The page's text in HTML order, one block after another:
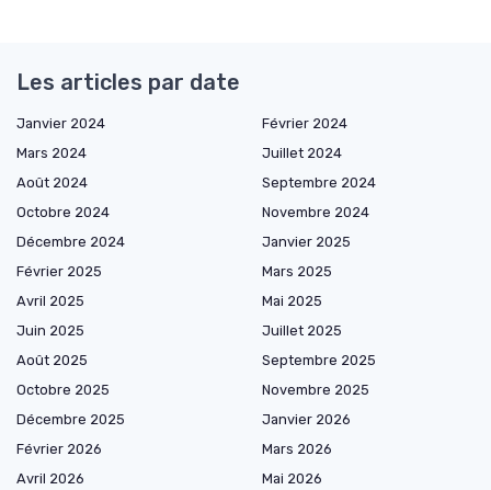
Les articles par date
Janvier 2024
Février 2024
Mars 2024
Juillet 2024
Août 2024
Septembre 2024
Octobre 2024
Novembre 2024
Décembre 2024
Janvier 2025
Février 2025
Mars 2025
Avril 2025
Mai 2025
Juin 2025
Juillet 2025
Août 2025
Septembre 2025
Octobre 2025
Novembre 2025
Décembre 2025
Janvier 2026
Février 2026
Mars 2026
Avril 2026
Mai 2026